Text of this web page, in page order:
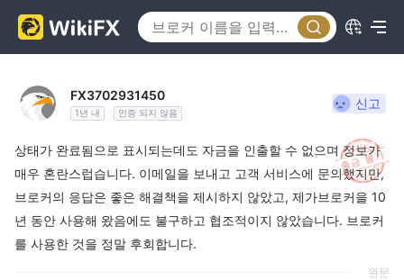
FX3702931450
1년 내 인증 되지 않음
신고
상태가 완료됨으로 표시되는데도 자금을 인출할 수 없으며 정보가
매우 혼란스럽습니다. 이메일을 보내고 고객 서비스에 문의했지만,
브로커의 응답은 좋은 해결책을 제시하지 않았고, 제가브로커을 10
년 동안 사용해 왔음에도 불구하고 협조적이지 않았습니다. 브로커
를 사용한 것을 정말 후회합니다.
원문